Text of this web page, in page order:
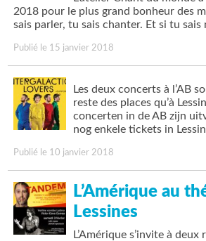
2018 pour le plus grand bonheur des
sais parler, tu sais chanter. Et si tu sais
Publié le 15 janvier 2018
Les deux concerts à l’AB
reste des places qu’à
concerten in de AB zijn
nog enkele tickets in
Publié le 10 janvier 2018
L’Amérique au
Lessines
L’Amérique s’invite à